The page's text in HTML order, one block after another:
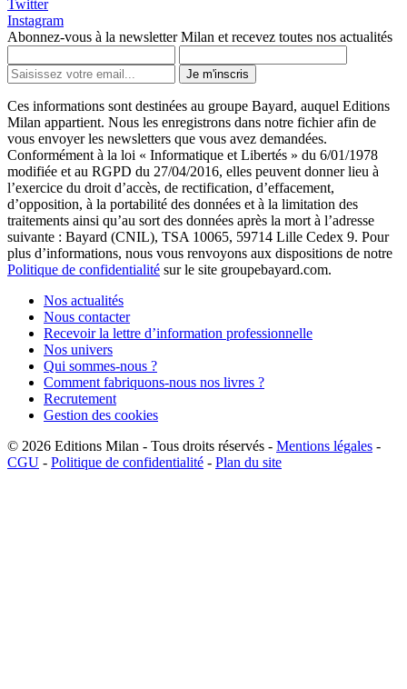
Twitter
Instagram
Abonnez-vous à la newsletter Milan et recevez toutes nos actualités
Je m'inscris
Ces informations sont destinées au groupe Bayard, auquel Editions
Milan appartient. Nous les enregistrons dans notre fichier afin de
vous envoyer les newsletters que vous avez demandées.
Conformément à la loi « Informatique et Libertés » du 6/01/1978
modifiée et au RGPD du 27/04/2016, elles peuvent donner lieu à
l’exercice du droit d’accès, de rectification, d’effacement,
d’opposition, à la portabilité des données et à la limitation des
traitements ainsi qu’au sort des données après la mort à l’adresse
suivante : Bayard (CNIL), TSA 10065, 59714 Lille Cedex 9. Pour
plus d’informations, nous vous renvoyons aux dispositions de notre
Politique de confidentialité sur le site groupebayard.com.
Nos actualités
Nous contacter
Recevoir la lettre d’information professionnelle
Nos univers
Qui sommes-nous ?
Comment fabriquons-nous nos livres ?
Recrutement
Gestion des cookies
© 2026 Editions Milan - Tous droits réservés - Mentions légales -
CGU - Politique de confidentialité - Plan du site